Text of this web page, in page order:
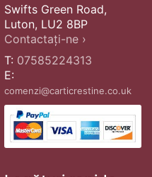
Swifts Green Road,
Luton, LU2 8BP
Contactați-ne ›
T: 07585224313
E:
comenzi@carticrestine.co.uk